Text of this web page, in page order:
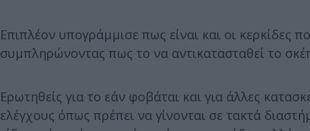
Επιπλέον υπογράμμισε πως είναι και οι
συμπληρώνοντας πως το να αντικατασταθεί το
Ερωτηθείς για το εάν φοβάται και για άλλες
ελέγχους όπως πρέπει να γίνονται σε τακτά